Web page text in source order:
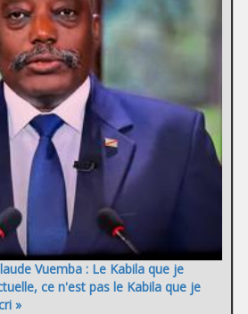
Vuemba : Le Kabila que je
ce n'est pas le Kabila que je
»